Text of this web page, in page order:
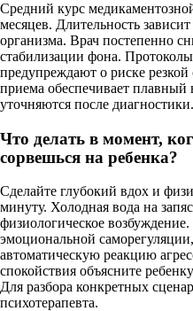
Средний курс
месяцев. Длительность
организма. Врач постепенно
стабилизации фона.
предупреждают о риске
приема обеспечивает
уточняются после диагностики.
Что делать в момент,
сорвешься на ребенка?
Сделайте глубокий вдох и
минуту. Холодная вода на
физиологическое
эмоциональной
автоматическую реакцию
спокойствия объясните
Для разбора конкретных
психотерапевта.